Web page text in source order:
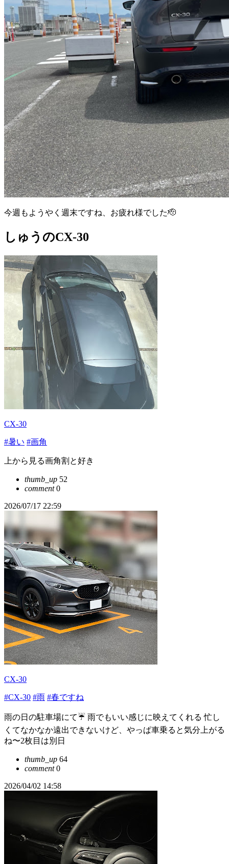
今週もようやく週末ですね、お疲れ様でした🫡
しゅうのCX-30
CX-30
#暑い #画角
上から見る画角割と好き
thumb_up 52
comment0
2026/07/17 22:59
CX-30
#CX-30 #雨 #春ですね
雨の日の駐車場にて☔️ 雨でもいい感じに映えてくれる 忙し
くてなかなか遠出できないけど、やっぱ車乗ると気分上がる
ね〜2枚目は別日
thumb_up 64
comment0
2026/04/02 14:58